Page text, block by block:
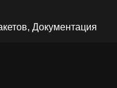
Документация